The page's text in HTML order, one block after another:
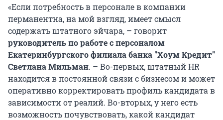
«Если потребность в персонале в компании
перманентна, на мой взгляд, имеет смысл
содержать штатного эйчара, – говорит
руководитель по работе с персоналом
Екатеринбургского филиала банка "Хоум Кредит"
Светлана Мильман. – Во-первых, штатный HR
находится в постоянной связи с бизнесом и может
оперативно корректировать профиль кандидата в
зависимости от реалий. Во-вторых, у него есть
возможность почувствовать, какой кандидат